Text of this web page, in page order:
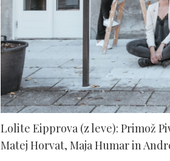
Lolite Eipprova (z leve): Primož
Matej Horvat, Maja Humar in